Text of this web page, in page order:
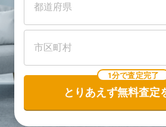
1分で査定完了
とりあえず無料査定